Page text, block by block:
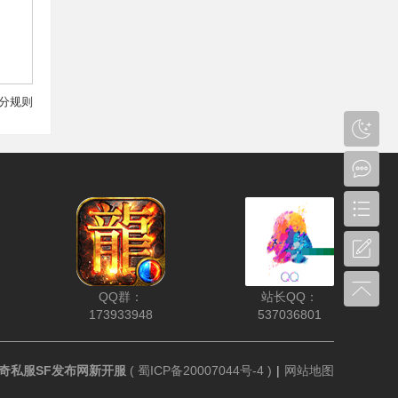
规则
站长QQ：
537036801
QQ群：
173933948
私服SF发布网新开服 ( 蜀ICP备20007044号-4 ) | 网站地图